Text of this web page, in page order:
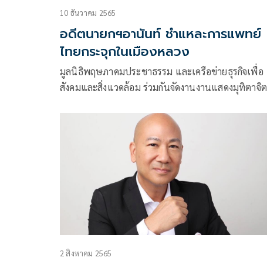
10 ธันวาคม 2565
อดีตนายกฯอานันท์ ชำแหละการแพทย์
ไทยกระจุกในเมืองหลวง
มูลนิธิพฤษภาคมประชาธรรม และเครือข่ายธุรกิจเพื่อ
สังคมและสิ่งแวดล้อม ร่วมกันจัดงานงานแสดงมุทิตาจิต
2 สิงหาคม 2565